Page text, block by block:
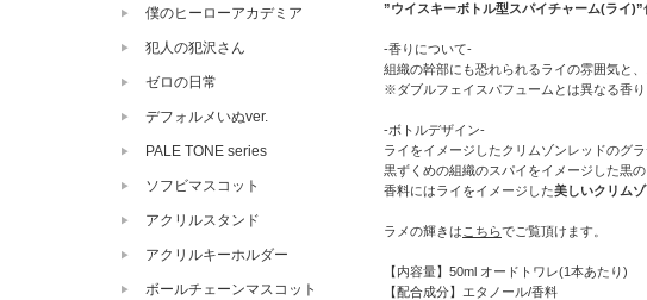
”ウイスキーボトル型スパイチャーム(ライ)”
-香りについて-
組織の幹部にも恐れられるライの雰囲気と
※ダブルフェイスパフュームとは異なる香り
-ボトルデザイン-
ライをイメージしたクリムゾンレッドのグ
黒ずくめの組織のスパイをイメージした黒
香料にはライをイメージした美しいクリム
ラメの輝きは こちらでご覧頂けます。
【内容量】50ml オードトワレ(1本あたり)
【配合成分】エタノール/香料
僕のヒーローアカデミア
犯人の犯沢さん
ゼロの日常
デフォルメいぬver.
PALE TONE series
ソフビマスコット
アクリルスタンド
アクリルキーホルダー
ボールチェーンマスコット